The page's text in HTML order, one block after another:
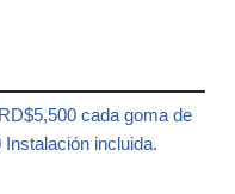
cada goma de
incluida.